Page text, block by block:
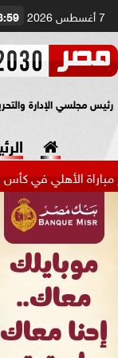
7 أغسطس 2026
رئيس مجلسي الإدارة
في كأس خوان جامبر